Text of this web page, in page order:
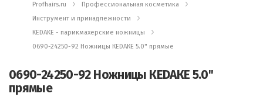
Profhairs.ru
Профессиональная косметика
Инструмент и принадлежности
KEDAKE - парикмахерские ножницы
0690-24250-92 Ножницы КЕDАКЕ 5.0" прямые
0690-24250-92 Ножницы КЕDАКЕ 5.0"
прямые